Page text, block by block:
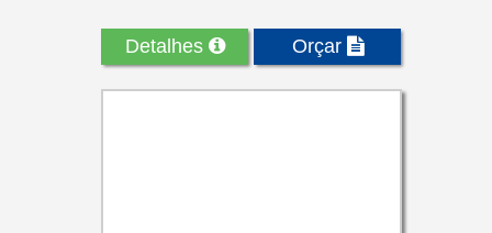
Detalhes Orçar